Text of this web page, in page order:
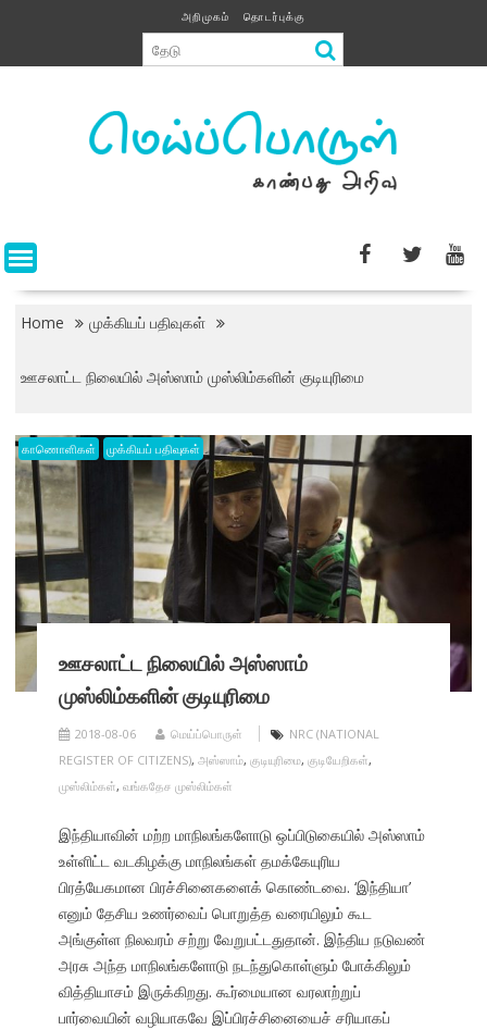
content
அறிமுகம் தொடர்புக்கு
Home முக்கியப் பதிவுகள்
ஊசலாட்ட நிலையில் அஸ்ஸாம் முஸ்லிம்களின் குடியுரிமை
காணொளிகள் முக்கியப் பதிவுகள்
ஊசலாட்ட நிலையில் அஸ்ஸாம்
முஸ்லிம்களின் குடியுரிமை
2018-08-06 மெய்ப்பொருள்
NRC (NATIONAL
REGISTER OF CITIZENS), அஸ்ஸாம், குடியுரிமை, குடியேறிகள்,
முஸ்லிம்கள், வங்கதேச முஸ்லிம்கள்
இந்தியாவின் மற்ற மாநிலங்களோடு ஒப்பிடுகையில் அஸ்ஸாம்
உள்ளிட்ட வடகிழக்கு மாநிலங்கள் தமக்கேயுரிய
பிரத்யேகமான பிரச்சினைகளைக் கொண்டவை. ‘இந்தியா’
எனும் தேசிய உணர்வைப் பொறுத்த வரையிலும் கூட
அங்குள்ள நிலவரம் சற்று வேறுபட்டதுதான். இந்திய நடுவண்
அரசு அந்த மாநிலங்களோடு நடந்துகொள்ளும் போக்கிலும்
வித்தியாசம் இருக்கிறது. கூர்மையான வரலாற்றுப்
பார்வையின் வழியாகவே இப்பிரச்சினையைச் சரியாகப்